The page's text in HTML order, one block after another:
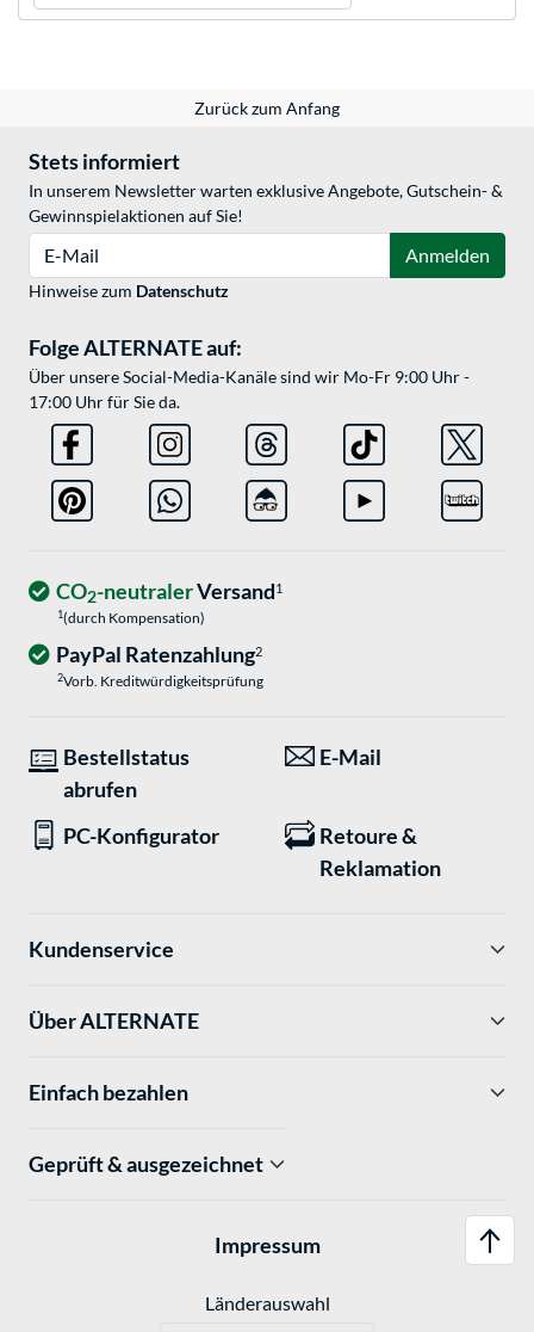
Zurück zum Anfang
Stets informiert
In unserem Newsletter warten exklusive Angebote, Gutschein- &
Gewinnspielaktionen auf Sie!
Anmelden
Hinweise zum Datenschutz
Folge ALTERNATE auf:
Über unsere Social-Media-Kanäle sind wir Mo-Fr 9:00 Uhr -
17:00 Uhr für Sie da.
CO2-neutralerVersand1
1(durch Kompensation)
PayPal Ratenzahlung2
2Vorb. Kreditwürdigkeitsprüfung
Bestellstatus
abrufen
E-Mail
PC-Konfigurator
Retoure &
Reklamation
Kundenservice
Über ALTERNATE
Einfach bezahlen
Geprüft & ausgezeichnet
Impressum
Länderauswahl